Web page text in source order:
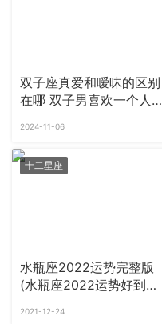
双子座真爱和暧昧的区别
在哪 双子男喜欢一个人的
2024-11-06
十二星座
水瓶座2022运势完整版
(水瓶座2022运势好到爆
2021-12-24